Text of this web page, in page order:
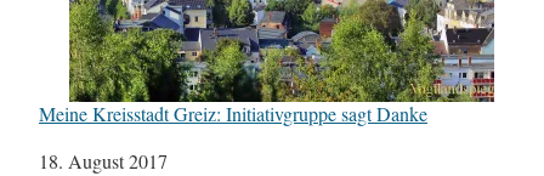
Meine Kreisstadt Greiz: Initiativgruppe sagt Danke
Datum
18. August 2017